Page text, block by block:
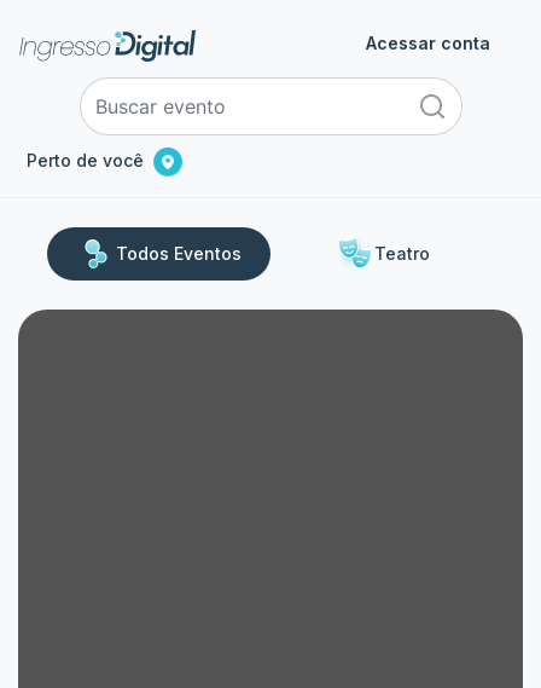
Perto de você
Acessar conta
Todos Eventos Teatro